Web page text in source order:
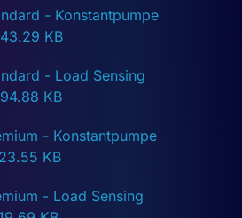
- Konstantpumpe
KB
- Load Sensing
KB
- Konstantpumpe
KB
- Load Sensing